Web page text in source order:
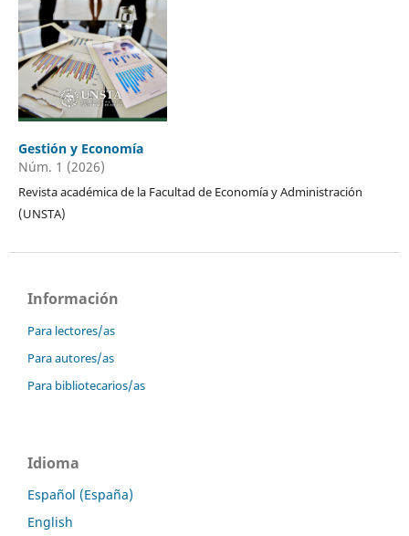
Gestión y Economía
Núm. 1 (2026)
Revista académica de la Facultad de Economía y Administración
(UNSTA)
Información
Para lectores/as
Para autores/as
Para bibliotecarios/as
Idioma
Español (España)
English